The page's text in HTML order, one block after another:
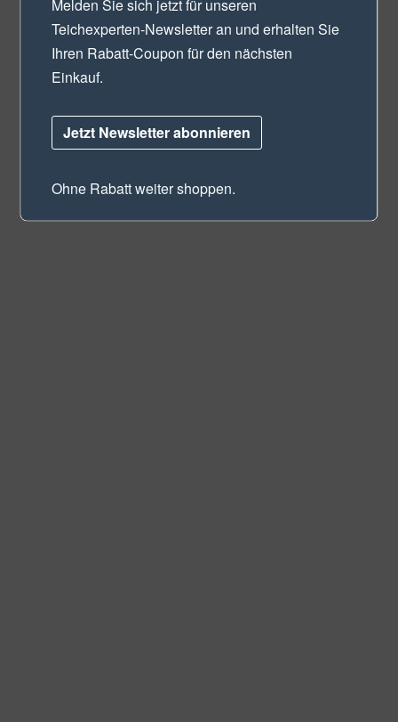
Teichexperten-Newsletteran und erhalten Sie
Ihren Rabatt-Coupon für den nächsten
Einkauf.
Jetzt Newsletter abonnieren
Ohne Rabatt weiter shoppen.